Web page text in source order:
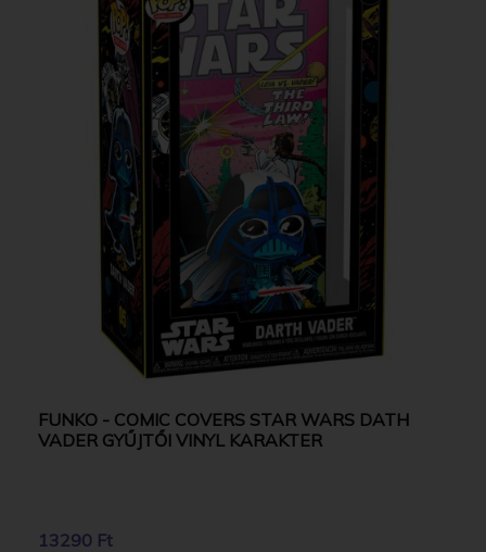
FUNKO - COMIC COVERS STAR WARS DATH
VADER GYŰJTŐI VINYL KARAKTER
13290 Ft